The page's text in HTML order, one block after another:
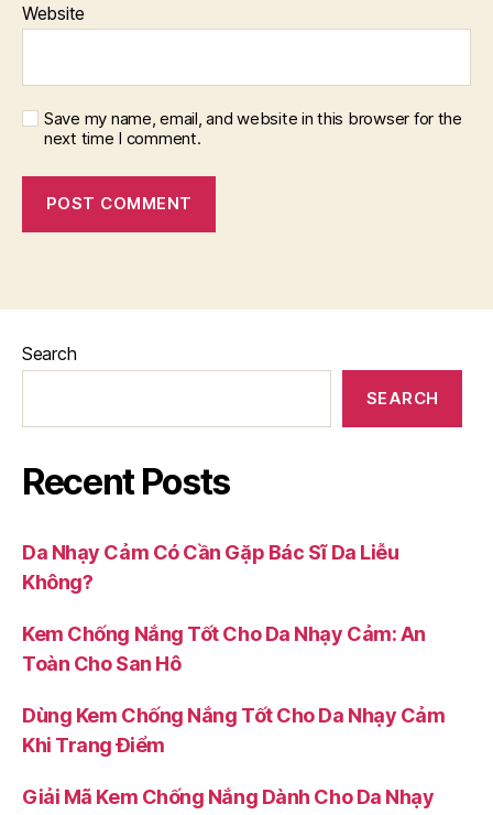
Website
Save my name, email, and website in this browser for the
next time I comment.
Search
SEARCH
Recent Posts
Da Nhạy Cảm Có Cần Gặp Bác Sĩ Da Liễu
Không?
Kem Chống Nắng Tốt Cho Da Nhạy Cảm: An
Toàn Cho San Hô
Dùng Kem Chống Nắng Tốt Cho Da Nhạy Cảm
Khi Trang Điểm
Giải Mã Kem Chống Nắng Dành Cho Da Nhạy